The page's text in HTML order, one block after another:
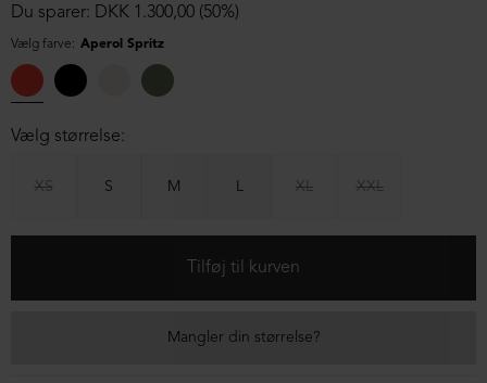
Du sparer: DKK 1.300,00 (50%)
Vælg farve: Aperol Spritz
Vælg størrelse:
XS S M L XL XXL
Mangler din størrelse?